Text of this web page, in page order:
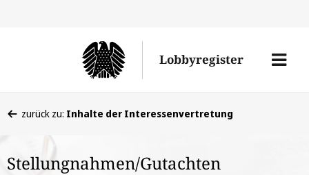
den
Lobbyregister
Menü
befinden
hier:
zurück zu: Inhalte der Interessenvertretung
Stellungnahmen/Gutachten